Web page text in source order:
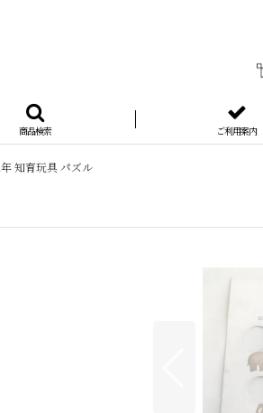
商品検索 ご利用案内
知育玩具 パズル